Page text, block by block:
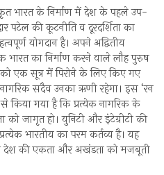
भारत के निर्माण में देश के पहले उप-
पटेल की कूटनीति व दूरदर्शिता का
योगदान है। अपने अद्वितीय
का निर्माण करने वाले लौह पुरुष
एक सूत्र में पिरोने के लिए किए गए
सदैव उनका ऋणी रहेगा। इस ‘रन
किया गया है कि प्रत्येक नागरिक के
को जागृत हो। युनिटी और इंटेग्रीटी की
भारतीय का परम कर्तव्य है। यह
देश की एकता और अखंडता को मजबूती